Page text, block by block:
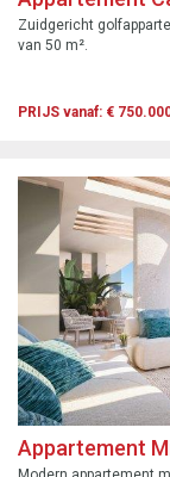
Zuidgericht
van 50 m².
PRIJS vanaf: €
Appartement